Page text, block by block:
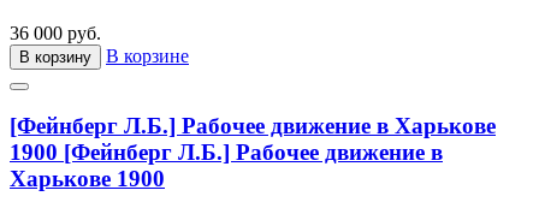
36 000 руб.
В корзину В корзине
[Фейнберг Л.Б.] Рабочее движение в Харькове
1900 [Фейнберг Л.Б.] Рабочее движение в
Харькове 1900